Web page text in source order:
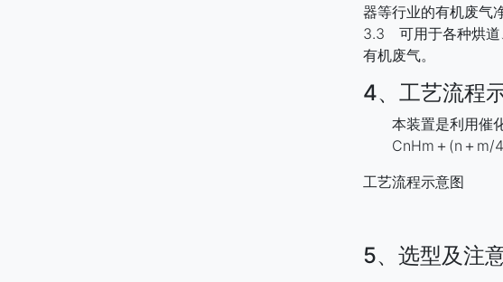
器等行业的有机废气
3.3 可用于各种烘道
有机废气。
4、工艺流程
本装置是利用催化
CnHm＋(n＋m/
工艺流程示意图
5、选型及注